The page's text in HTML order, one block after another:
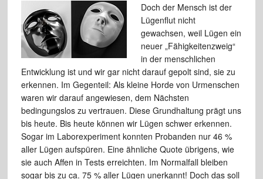
Doch der Mensch ist der
Lügenflut nicht
gewachsen, weil Lügen ein
neuer „Fähigkeitenzweig“
in der menschlichen
Entwicklung ist und wir gar nicht darauf gepolt sind, sie zu
erkennen. Im Gegenteil: Als kleine Horde von Urmenschen
waren wir darauf angewiesen, dem Nächsten
bedingungslos zu vertrauen. Diese Grundhaltung prägt uns
bis heute. Bis heute können wir Lügen schwer erkennen.
Sogar im Laborexperiment konnten Probanden nur 46 %
aller Lügen aufspüren. Eine ähnliche Quote übrigens, wie
sie auch Affen in Tests erreichten. Im Normalfall bleiben
sogar bis zu ca. 75 % aller Lügen unerkannt! Doch das soll